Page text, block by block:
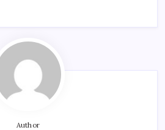
Author